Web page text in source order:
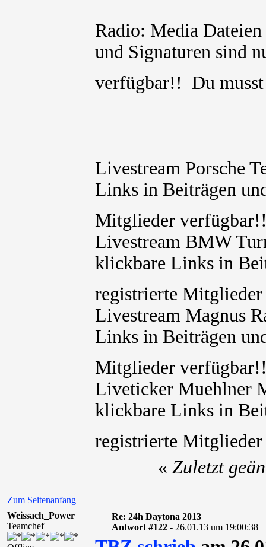
Radio: Media
und Signaturen sind
verfügbar!! Du
Livestream Porsche
Links in Beiträgen
Mitglieder
Livestream BMW
klickbare Links in
registrierte
Livestream Magnus
Links in Beiträgen
Mitglieder
Liveticker Muehlner
klickbare Links in
registrierte
Zum Seitenanfang
« Zuletzt
Weissach_Power
Teamchef
Re: 24h Daytona 2013
Antwort #122 - 26.01.13 um 19:00:38